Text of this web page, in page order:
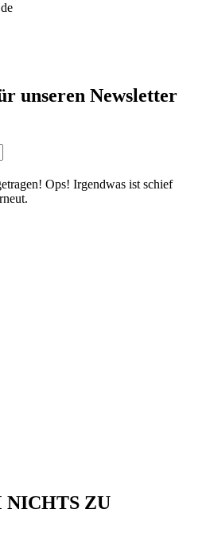
unseren Newsletter
Ops! Irgendwas ist schief
NICHTS ZU